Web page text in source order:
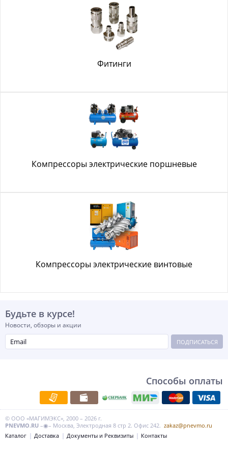
Фитинги
Компрессоры электрические поршневые
Компрессоры электрические винтовые
Будьте в курсе!
Новости, обзоры и акции
ПОДПИСАТЬСЯ
Способы оплаты
© ООО «МАГИМЭКС», 2000 – 2026 г.
PNEVMO.RU –◉– Москва, Электродная 8 стр 2. Офис 242. zakaz@pnevmo.ru
Каталог
Доставка Документы и Реквизиты Контакты